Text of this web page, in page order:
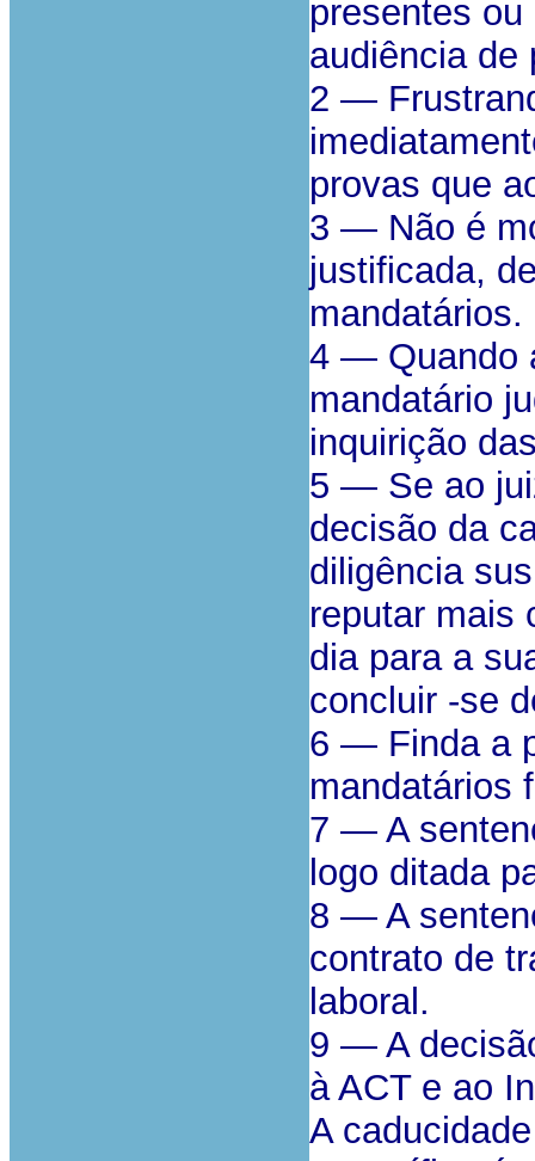
presentes
audiência de
2 —
provas que
3 — Não é
justificada,
mandatários.
4 — Quando
mandatário
inquirição
5 — Se ao
decisão da
diligência
reputar mais
dia para a
concluir -se
6 — Finda a
mandatários
7 — A
logo ditada
8 — A
contrato de
laboral.
9 — A
à ACT e ao
A